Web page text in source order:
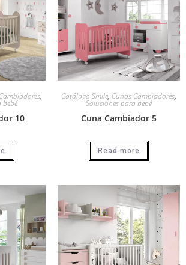
,
bebé
10
Catálogo Smile, Cunas Cambiadores,
Soluciones para bebé
Cuna Cambiador 5
Read more